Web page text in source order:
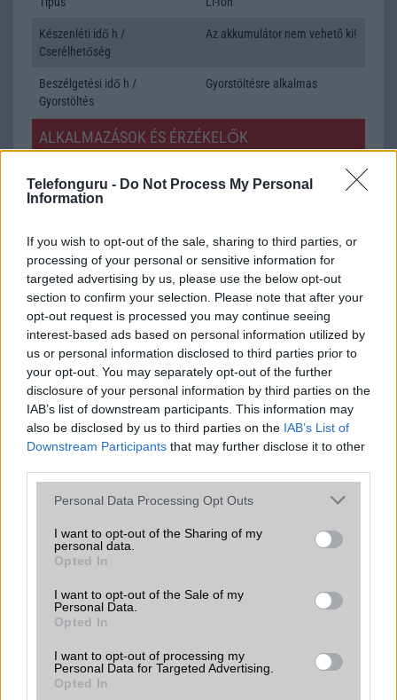
Telefonguru - Do Not Process My Personal
Information
If you wish to opt-out of the sale, sharing to third parties, or
processing of your personal or sensitive information for
targeted advertising by us, please use the below opt-out
section to confirm your selection. Please note that after your
opt-out request is processed you may continue seeing
interest-based ads based on personal information utilized by
us or personal information disclosed to third parties prior to
your opt-out. You may separately opt-out of the further
disclosure of your personal information by third parties on the
IAB’s list of downstream participants. This information may
also be disclosed by us to third parties on the IAB’s List of
Downstream Participants that may further disclose it to other
Please note that this website/app uses one or more Google
not limited to your visit or usage behaviour. You may click to
grant or deny consent to Google and its third-party tags to
use your data for below specified purposes in below Google
consent section.
Personal Data Processing Opt Outs
I want to opt-out of the Sharing of my
personal data.
Opted In
I want to opt-out of the Sale of my
Personal Data.
Opted In
I want to opt-out of processing my
Personal Data for Targeted Advertising.
Opted In
Készenléti idő h /
Cserélhetőség
Az akkumulátor nem vehetõ ki!
Beszélgetési idő h /
Gyorstöltés
Gyorstöltésre alkalmas
ALKALMAZÁSOK ÉS ÉRZÉKELŐK
Flash/Ujjlenyomat olvasó
SNS integráció alap szolgáltatás
Organizer alap szolgáltatás
T9 szótár alkalmazás független szótár
Office alkalmazások
DV = Document viewer (Word,
Excel, PowerPoint, PDF)
Iránytũ ecompass
Extrák ANT+ support
EGYÉB
Vibra jelzés alap szolgáltatás
SIM-ek száma
Terület
képes változata is!
Brand